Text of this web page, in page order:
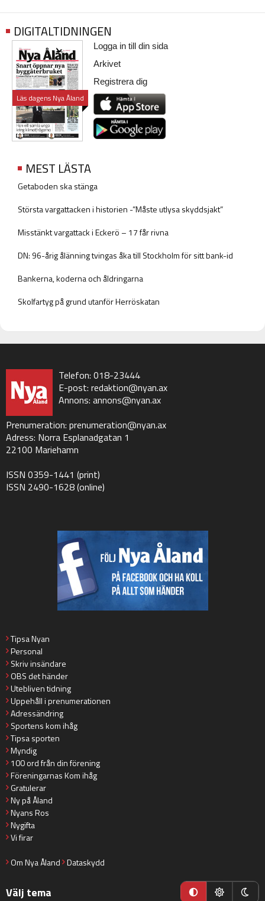
DIGITALTIDNINGEN
Läs dagens Nya Åland
Logga in till din sida
Arkivet
Registrera dig
MEST LÄSTA
Getaboden ska stänga
Största vargattacken i historien -”Måste utlysa skyddsjakt”
Misstänkt vargattack i Eckerö – 17 får rivna
DN: 96-årig ålänning tvingas åka till Stockholm för sitt bank-id
Bankerna, koderna och åldringarna
Skolfartyg på grund utanför Herröskatan
Telefon: 018-23444
E-post: redaktion@nyan.ax
Annons: annons@nyan.ax
Prenumeration: prenumeration@nyan.ax
Adress: Norra Esplanadgatan 1
22100 Mariehamn
ISSN 0359-1441 (print)
ISSN 2490-1628 (online)
Tipsa Nyan
Personal
Skriv insändare
OBS det händer
Utebliven tidning
Uppehåll i prenumerationen
Adressändring
Sportens kom ihåg
Tipsa sporten
Myndig
100 ord från din förening
Föreningarnas Kom ihåg
Gratulerar
Ny på Åland
Nyans Ros
Nygifta
Vi firar
Om Nya Åland Dataskydd
Välj tema